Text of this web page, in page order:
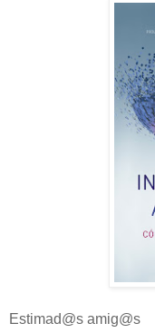
Estimad@s amig@s